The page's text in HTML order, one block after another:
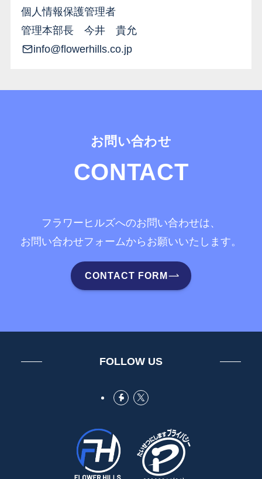
個人情報保護管理者
管理本部長 今井 貴允
info@flowerhills.co.jp
CONTACT
フラワーヒルズへのお問い合わせは、
お問い合わせフォームからお願いいたします。
CONTACT FORM
FOLLOW US